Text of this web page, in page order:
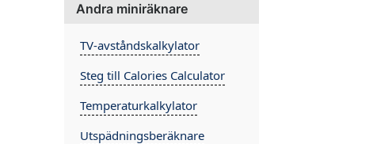
Andra miniräknare
TV-avståndskalkylator
Steg till Calories Calculator
Temperaturkalkylator
Utspädningsberäknare